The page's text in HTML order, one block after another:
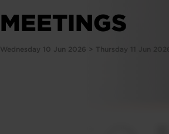
MEETINGS
Wednesday 10 Jun 2026 > Thursday 11 Jun 2026